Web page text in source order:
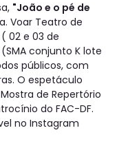
"João e o pé de
Voar Teatro de
02 e 03 de
conjunto K lote
públicos, com
O espetáculo
de Repertório
do FAC-DF.
no Instagram